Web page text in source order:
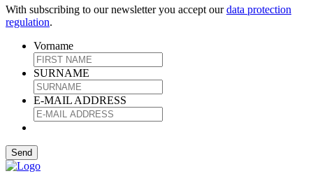
With subscribing to our newsletter you accept ourdata protection
regulation.
Vorname
SURNAME
E-MAIL ADDRESS